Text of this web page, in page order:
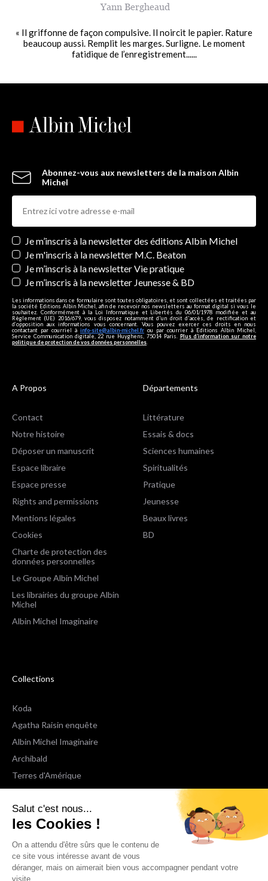
Salut c'est nous...
les Cookies !
On a attendu d'être sûrs que le contenu de
ce site vous intéresse avant de vous
déranger, mais on aimerait bien vous accompagner pendant votre
visite...
Yann Bergheaud
« Il griffonne de façon compulsive. Il noircit le papier. Rature
beaucoup aussi. Remplit les marges. Surligne. Le moment
fatidique de l’enregistrement......
Abonnez-vous aux newsletters de la maison Albin
Michel
Newsletters
Je m’inscris à la newsletter des éditions Albin Michel
Je m'inscris à la newsletter M.C. Beaton
Je m’inscris à la newsletter Vie pratique
Je m’inscris à la newsletter Jeunesse & BD
Les informations dans ce formulaire sont toutes obligatoires, et sont collectées et traitées par
la société Editions Albin Michel, afin de recevoir nos newsletters au format digital si vous le
souhaitez. Conformément à la Loi Informatique et Libertés du 06/01/1978 modifiée et au
Règlement (UE) 2016/679, vous disposez notamment d'un droit d'accès, de rectification et
d’opposition aux informations vous concernant. Vous pouvez exercer ces droits en nous
contactant par courriel à info-site@albin-michel.fr ou par courrier à Editions Albin Michel,
Service Communication digitale, 22 rue Huyghens, 75014 Paris. Plus d’information sur notre
politique de protection de vos données personnelles
A Propos
Contact
Notre histoire
Déposer un manuscrit
Espace libraire
Espace presse
Rights and permissions
Mentions légales
Cookies
Charte de protection des
données personnelles
Le Groupe Albin Michel
Les librairies du groupe Albin
Michel
Albin Michel Imaginaire
Départements
Littérature
Essais & docs
Sciences humaines
Spiritualités
Pratique
Jeunesse
Beaux livres
BD
Collections
Koda
Agatha Raisin enquête
Albin Michel Imaginaire
Archibald
Terres d'Amérique
Espaces Libres Poche
NOX
Wiz
Voir toutes les collections
Nous suivre